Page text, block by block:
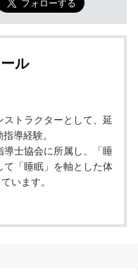
ル
ストラクターとして、延
導経験。
導士協会に所属し、「睡
て「睡眠」を軸とした体
います。